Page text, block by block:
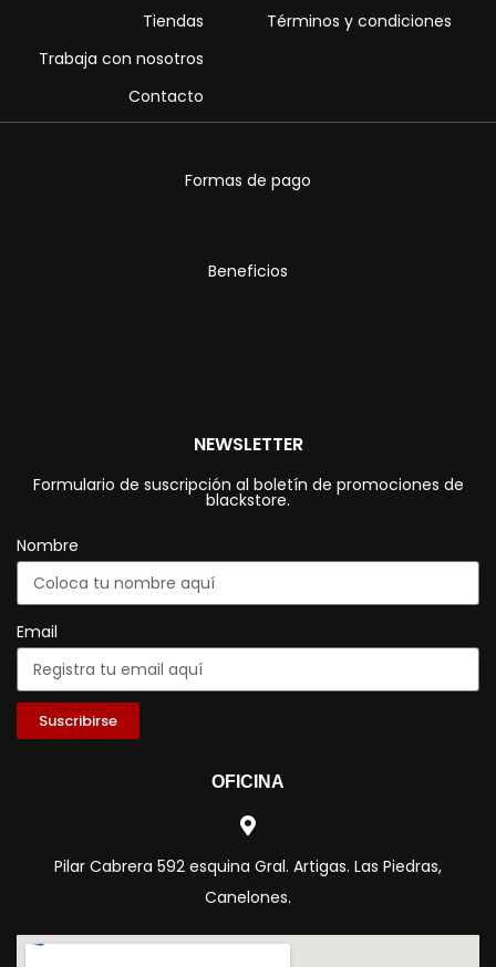
Tiendas
Trabaja con nosotros
Contacto
Términos y condiciones
Formas de pago
Beneficios
NEWSLETTER
Formulario de suscripción al boletín de promociones de
blackstore.
Nombre
Email
Suscribirse
OFICINA
Pilar Cabrera 592 esquina Gral. Artigas. Las Piedras,
Canelones.